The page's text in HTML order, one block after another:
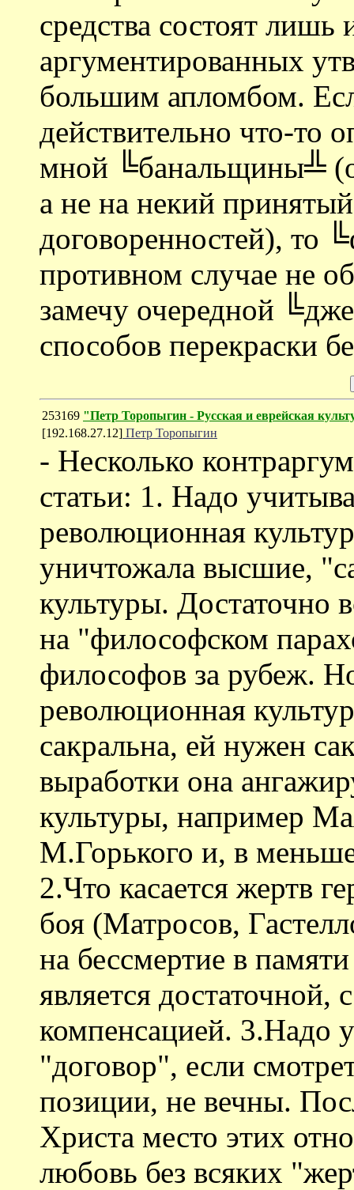
средства состоят
аргументированных
большим апломбом.
действительно что-то
мной ╚банальщины╩
а не на некий
договоренностей), то
противном случае не
замечу очередной
способов перекраски
253169 "Петр Торопыгин - Русская и еврейская
[192.168.27.12] Петр Торопыгин
- Несколько
статьи: 1. Надо
революционная
уничтожала высшие,
культуры. Достаточно
на "философском
философов за рубеж.
революционная
сакральна, ей нужен
выработки она
культуры, например
М.Горького и, в
2.Что касается жертв
боя (Матросов,
на бессмертие в
является достаточной,
компенсацией. 3.Надо
"договор", если
позиции, не вечны.
Христа место этих
любовь без всяких